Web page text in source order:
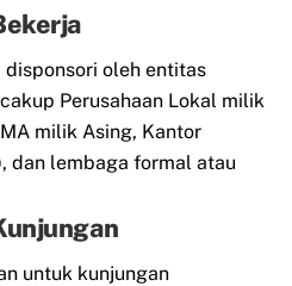
disponsori oleh entitas
Perusahaan Lokal milik
milik Asing, Kantor
dan lembaga formal atau
untuk kunjungan